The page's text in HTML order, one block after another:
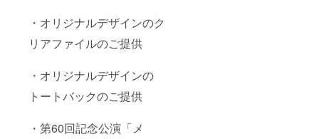
・オリジナルデザインのク
リアファイルのご提供
・オリジナルデザインの
トートバックのご提供
・第60回記念公演「メ